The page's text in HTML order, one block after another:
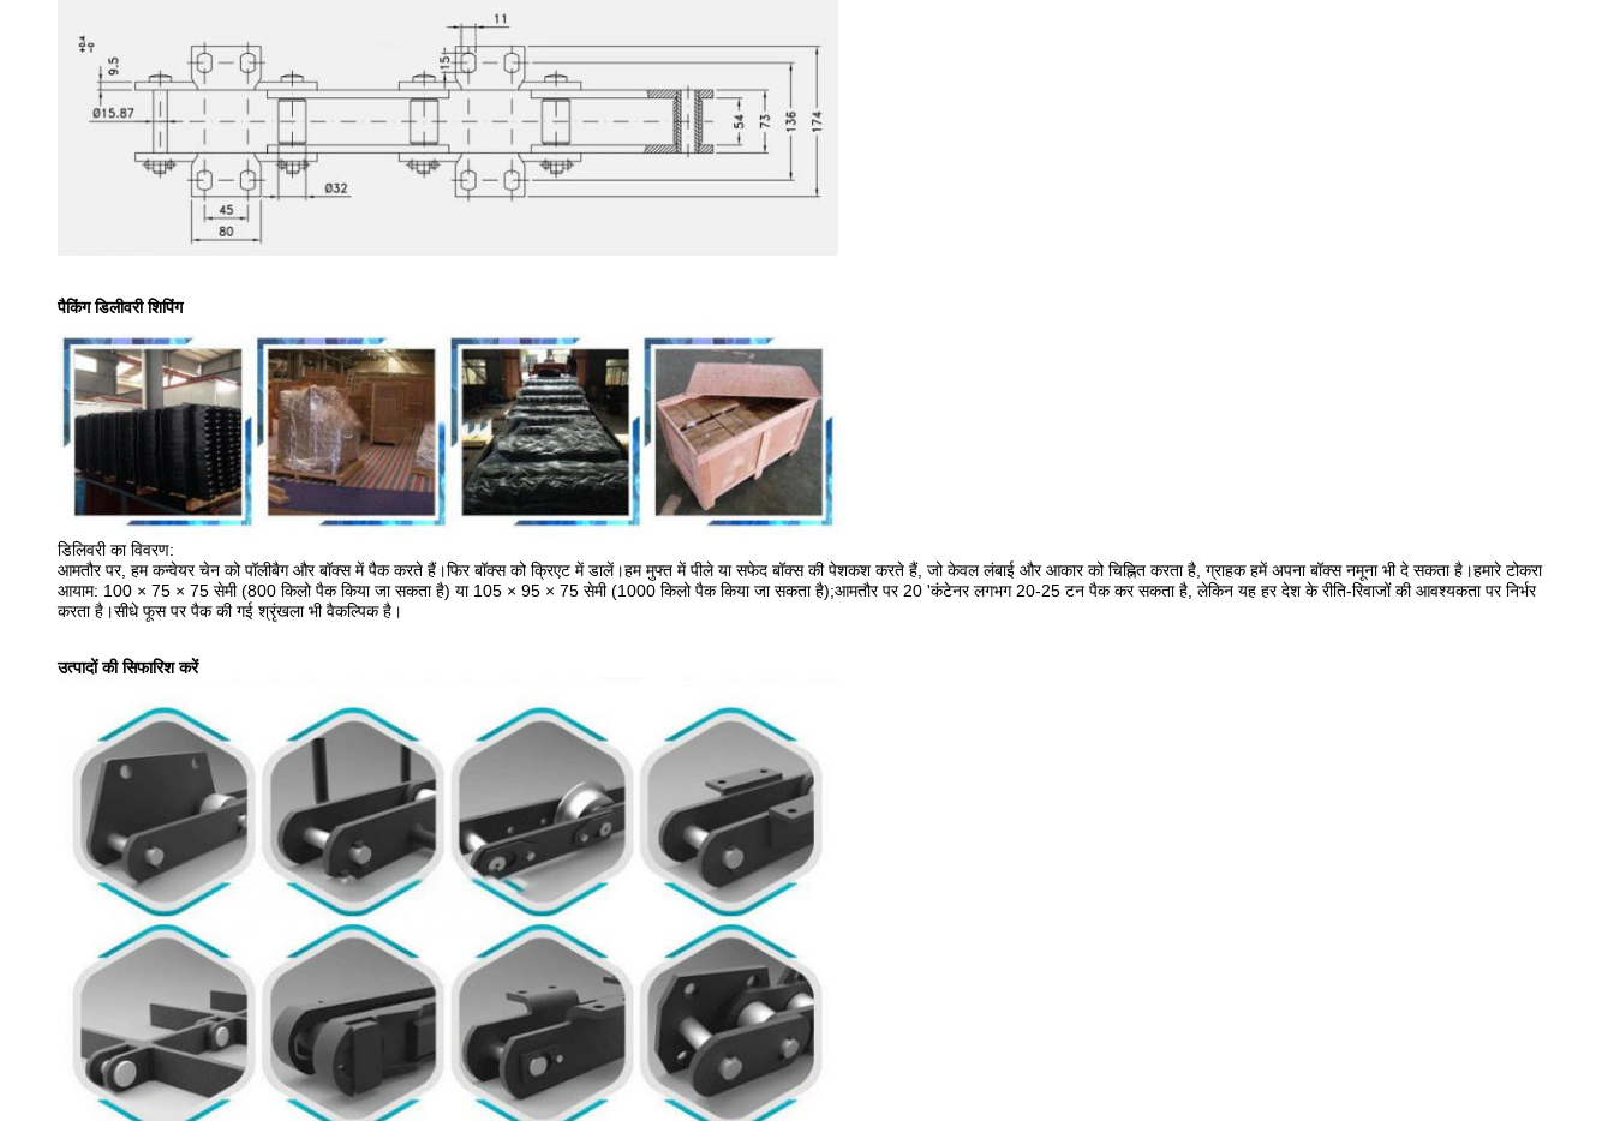
पैकिंग डिलीवरी शिपिंग
डिलिवरी का विवरण:
आमतौर पर, हम कन्वेयर चेन को पॉलीबैग और बॉक्स में पैक करते हैं।फिर बॉक्स को क्रिएट में डालें।हम मुफ्त में पीले या सफेद बॉक्स की पेशकश करते हैं, जो केवल लंबाई और आकार को चिह्नित करता है, ग्राहक हमें अपना बॉक्स नमूना भी दे सकता है।हमारे टोकरा
आयाम: 100 × 75 × 75 सेमी (800 किलो पैक किया जा सकता है) या 105 × 95 × 75 सेमी (1000 किलो पैक किया जा सकता है);आमतौर पर 20 'कंटेनर लगभग 20-25 टन पैक कर सकता है, लेकिन यह हर देश के रीति-रिवाजों की आवश्यकता पर निर्भर
करता है।सीधे फूस पर पैक की गई श्रृंखला भी वैकल्पिक है।
उत्पादों की सिफारिश करें